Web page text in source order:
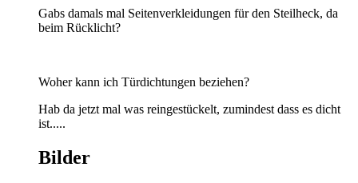
Gabs damals mal Seitenverkleidungen für den Steilheck, da
beim Rücklicht?
Woher kann ich Türdichtungen beziehen?
Hab da jetzt mal was reingestückelt, zumindest dass es dicht
ist.....
Bilder